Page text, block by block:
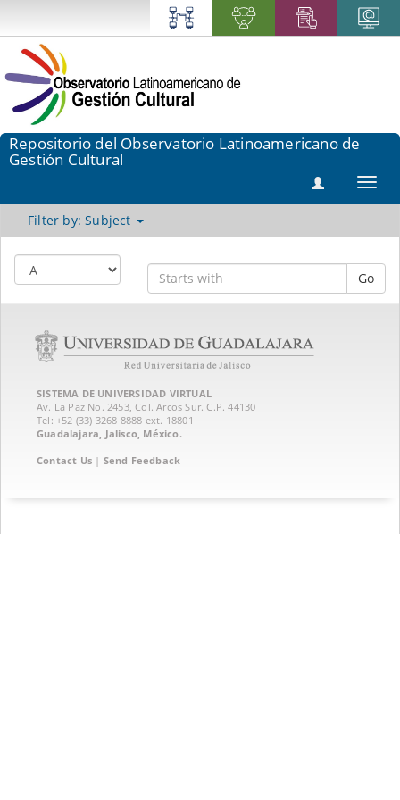
Repositorio del Observatorio Latinoamericano de
Gestión Cultural
Filter by: Subject
Go
SISTEMA DE UNIVERSIDAD VIRTUAL
Av. La Paz No. 2453, Col. Arcos Sur. C.P. 44130
Tel: +52 (33) 3268 8888‏ ext. 18801
Guadalajara, Jalisco, México.
Contact Us | Send Feedback